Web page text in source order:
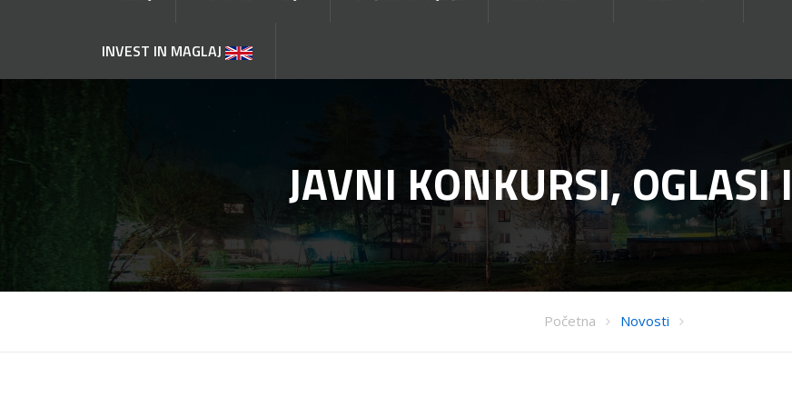
INVEST IN MAGLAJ
JAVNI KONKURSI, OGLASI
Početna Novosti